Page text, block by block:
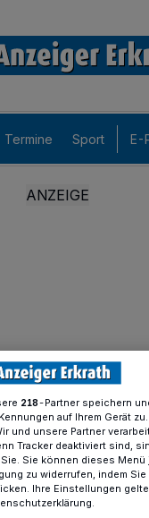
Termine Sport E-
im Neanderbad
218-Partner speichern
auf Ihrem Gerät
und unsere Partner
Tracker deaktiviert sind,
Sie können dieses
zu widerrufen, indem
Ihre Einstellungen